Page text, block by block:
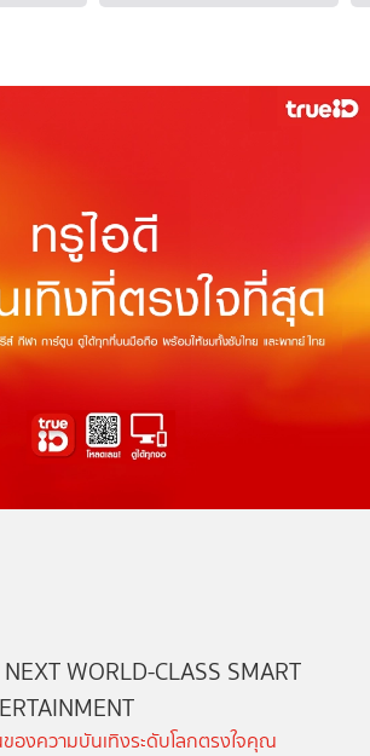
WORLD-CLASS SMART
องความบันเทิงระดับโลกตรงใจคุณ